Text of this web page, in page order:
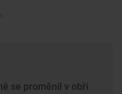
se proměnil v obří